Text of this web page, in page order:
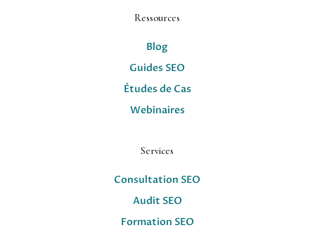
Ressources
Blog
Guides SEO
Études de Cas
Webinaires
Services
Consultation SEO
Audit SEO
Formation SEO